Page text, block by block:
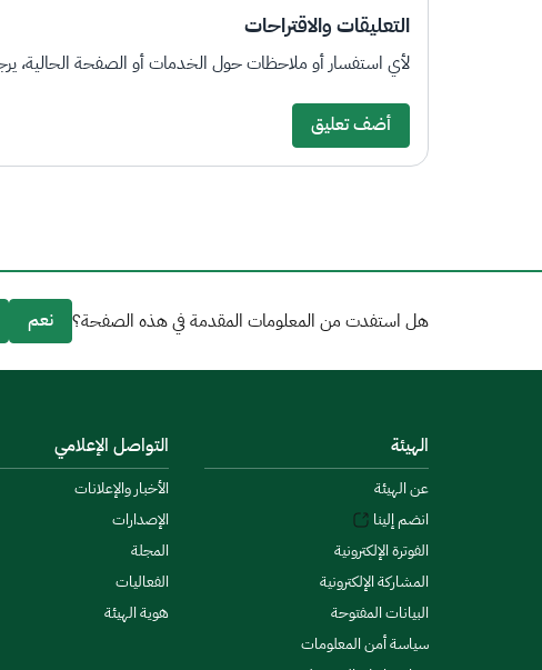
التعليقات والاقتراحات
لأي استفسار أو ملاحظات حول الخدمات أو الصفحة الحالية،
أضف تعليق
هل استفدت من المعلومات المقدمة في هذه الصفحة؟ نعم
الهيئة
عن الهيئة
انضم إلينا
الفوترة الإلكترونية
المشاركة الإلكترونية
البيانات المفتوحة
سياسة أمن المعلومات
التواصل الإعلامي
الأخبار والإعلانات
الإصدارات
المجلة
الفعاليات
هوية الهيئة